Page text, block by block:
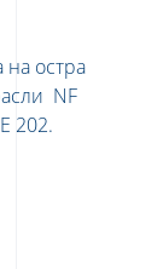
на остра
NF
202.